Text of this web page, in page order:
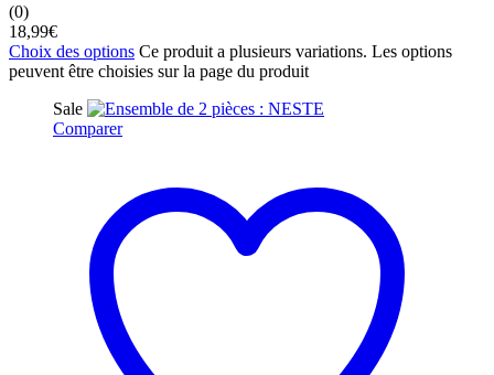
(0)
18,99€
Choix des options Ce produit a plusieurs variations. Les options
peuvent être choisies sur la page du produit
Sale
Comparer